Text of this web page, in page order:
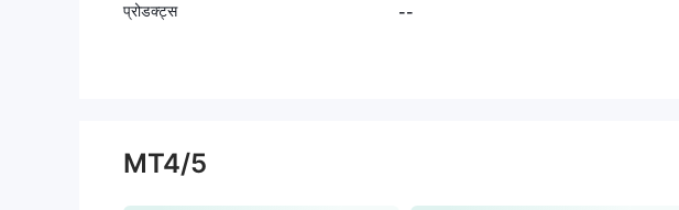
प्रोडक्ट्स
--
MT4/5